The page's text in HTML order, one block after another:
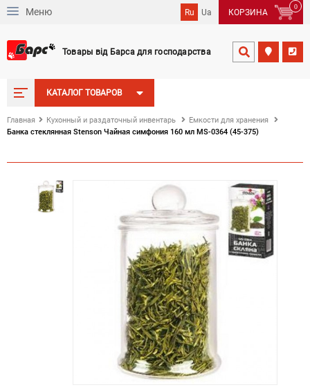
Меню Ru Ua
0
КОРЗИНА
Товары від Барса для господарства  
КАТАЛОГ ТОВАРОВ
Главная Кухонный и раздаточный инвентарь
Емкости для хранения
Банка стеклянная Stenson Чайная симфония 160 мл MS-0364 (45-375)